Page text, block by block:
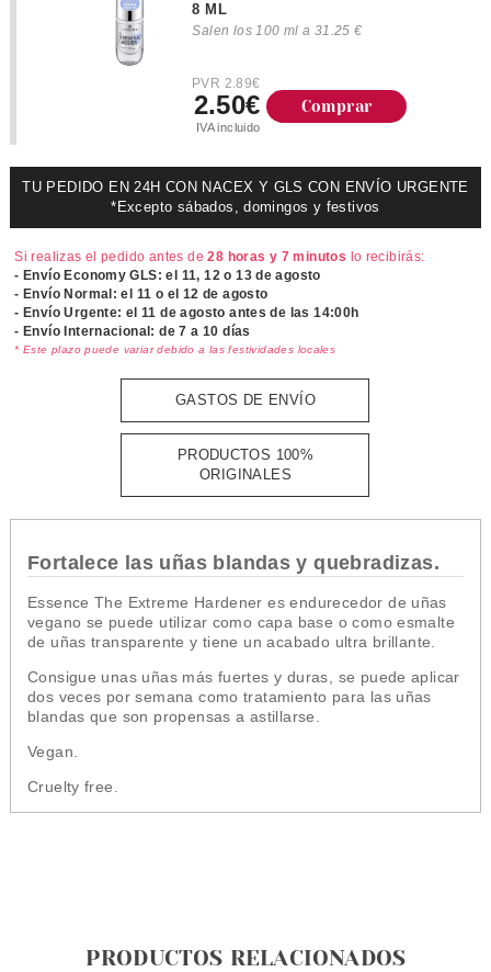
8 ML
Salen los 100 ml a 31.25 €
PVR 2.89€
2.50€
IVA incluido
Comprar
TU PEDIDO EN 24H CON NACEX Y GLS CON ENVÍO URGENTE
*Excepto sábados, domingos y festivos
Si realizas el pedido antes de28 horas y 7 minutos lo recibirás:
- Envío Economy GLS: el 11, 12 o 13 de agosto
- Envío Normal: el 11 o el 12 de agosto
- Envío Urgente: el11 de agosto antes de las 14:00h
- Envío Internacional: de 7 a 10 días
* Este plazo puede variar debido a las festividades locales
GASTOS DE ENVÍO
PRODUCTOS 100%
ORIGINALES
Fortalece las uñas blandas y quebradizas.
Essence The Extreme Hardener es endurecedor de uñas
vegano se puede utilizar como capa base o como esmalte
de uñas transparente y tiene un acabado ultra brillante.
Consigue unas uñas más fuertes y duras, se puede aplicar
dos veces por semana como tratamiento para las uñas
blandas que son propensas a astillarse.
Vegan.
Cruelty free.
PRODUCTOS RELACIONADOS